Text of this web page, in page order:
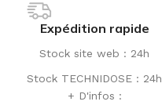
Expédition rapide
Stock site web : 24h
Stock TECHNIDOSE : 24h
+ D'infos :